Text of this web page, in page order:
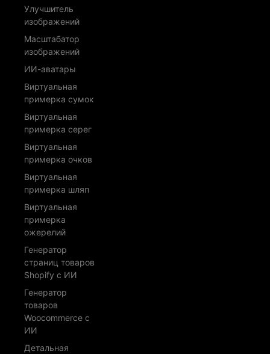
Улучшитель
изображений
Масштабатор
изображений
ИИ-аватары
Виртуальная
примерка сумок
Виртуальная
примерка серег
Виртуальная
примерка очков
Виртуальная
примерка шляп
Виртуальная
примерка
ожерелий
Генератор
страниц товаров
Shopify с ИИ
Генератор
товаров
Woocommerce с
ИИ
Детальная